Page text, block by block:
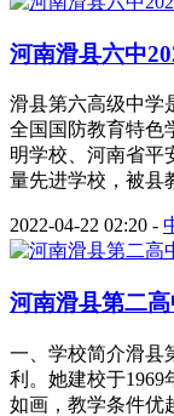
河南滑县六中
滑县第六高级中学
全国国防教育特色
明学校、河南省平
量先进学校，被县
2022-04-22 02:20 -
河南滑县第二
一、学校简介滑县
利。她建校于1969
如画，教学条件优